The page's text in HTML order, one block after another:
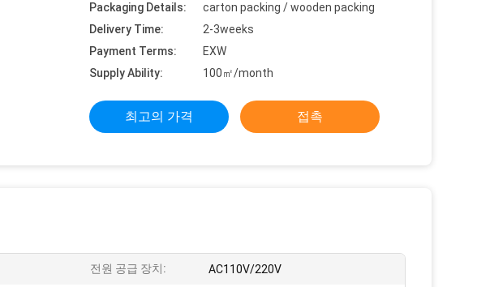
Packaging Details:
carton packing / wooden packing
Delivery Time:
2-3weeks
Payment Terms:
EXW
Supply Ability:
100㎡/month
최고의 가격 접촉
전원 공급 장치: AC110V/220V